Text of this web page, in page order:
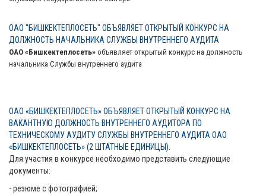
ОАО "БИШКЕКТЕПЛОСЕТЬ" ОБЪЯВЛЯЕТ ОТКРЫТЫЙ КОНКУРС НА
ДОЛЖНОСТЬ НАЧАЛЬНИКА СЛУЖБЫ ВНУТРЕННЕГО АУДИТА
ОАО «Бишкектеплосеть» объявляет открытый конкурс на должность
начальника Службы внутреннего аудита
ОАО «БИШКЕКТЕПЛОСЕТЬ» ОБЪЯВЛЯЕТ ОТКРЫТЫЙ КОНКУРС НА
ВАКАНТНУЮ ДОЛЖНОСТЬ ВНУТРЕННЕГО АУДИТОРА ПО
ТЕХНИЧЕСКОМУ АУДИТУ СЛУЖБЫ ВНУТРЕННЕГО АУДИТА ОАО
«БИШКЕКТЕПЛОСЕТЬ» (2 ШТАТНЫЕ ЕДИНИЦЫ).
Для участия в конкурсе необходимо представить следующие
документы:
- резюме с фотографией;